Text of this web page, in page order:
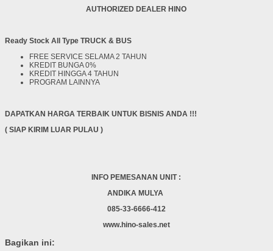
AUTHORIZED DEALER HINO
Ready Stock All Type TRUCK & BUS
FREE SERVICE SELAMA 2 TAHUN
KREDIT BUNGA 0%
KREDIT HINGGA 4 TAHUN
PROGRAM LAINNYA
DAPATKAN HARGA TERBAIK UNTUK BISNIS ANDA !!!
( SIAP KIRIM LUAR PULAU )
INFO PEMESANAN UNIT :
ANDIKA MULYA
085-33-6666-412
www.hino-sales.net
Bagikan ini: